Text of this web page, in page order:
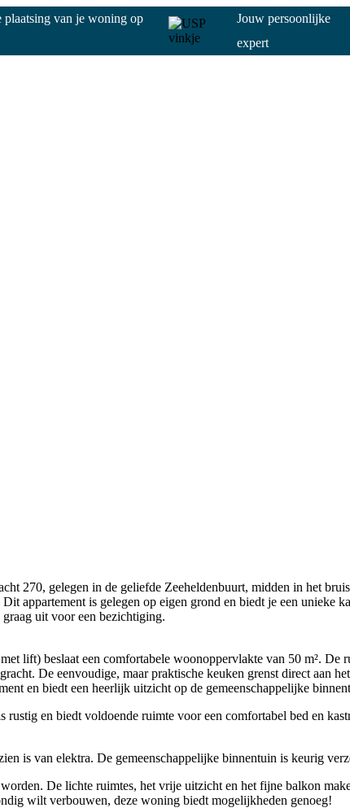
plaatsing van je woning op
Jouw persoonlijke
expert
270, gelegen in de geliefde Zeeheldenbuurt, midden in het
appartement is gelegen op eigen grond en biedt je een unieke
uit voor een bezichtiging.
lift) beslaat een comfortabele woonoppervlakte van 50 m².
De eenvoudige, maar praktische keuken grenst direct aan
en biedt een heerlijk uitzicht op de gemeenschappelijke
rustig en biedt voldoende ruimte voor een comfortabel bed en
is van elektra. De gemeenschappelijke binnentuin is keurig
De lichte ruimtes, het vrije uitzicht en het fijne balkon
wilt verbouwen, deze woning biedt mogelijkheden genoeg!